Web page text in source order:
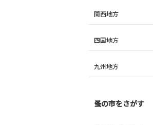
関西地方
四国地方
九州地方
蚤の市をさがす